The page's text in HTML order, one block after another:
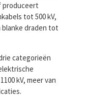
produceert
tot 500 kV,
draden tot
categorieën
kV, meer van